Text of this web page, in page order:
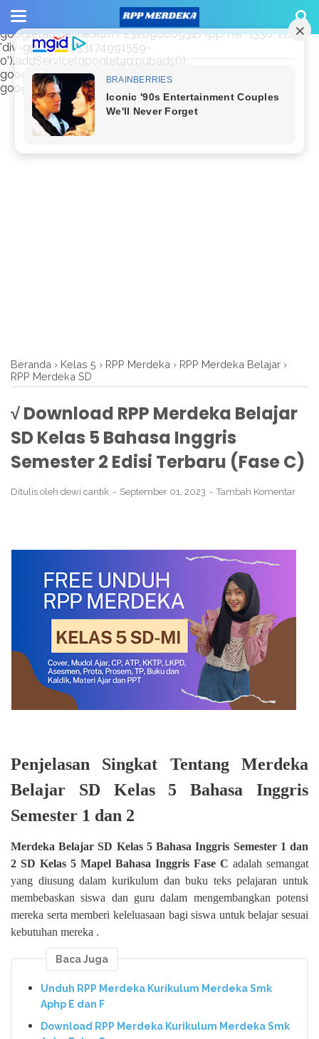
window.googletag = window.googletag || {cmd: []};
googletag.cmd.push(function() {
googletag.defineSlot('/23209888932/rppmer', [336, 280],
'div-gpt-ad-1733174991559-
0').addService(googletag.pubads());
googletag.pubads().enableSingleRequest();
googletag.enableServices(); });
Beranda › Kelas 5 › RPP Merdeka › RPP Merdeka Belajar ›
RPP Merdeka SD
√ Download RPP Merdeka Belajar
SD Kelas 5 Bahasa Inggris
Semester 2 Edisi Terbaru (Fase C)
Ditulis oleh dewi cantik September 01, 2023 Tambah Komentar
Penjelasan Singkat Tentang Merdeka
Belajar SD Kelas 5 Bahasa Inggris
Semester 1 dan 2
Merdeka Belajar SD Kelas 5 Bahasa Inggris Semester 1 dan
2 SD Kelas 5 Mapel Bahasa Inggris Fase C adalah semangat
yang diusung dalam kurikulum dan buku teks pelajaran untuk
membebaskan siswa dan guru dalam mengembangkan potensi
mereka serta memberi keleluasaan bagi siswa untuk belajar sesuai
kebutuhan mereka .
Baca Juga
Unduh RPP Merdeka Kurikulum Merdeka Smk
Aphp E dan F
Download RPP Merdeka Kurikulum Merdeka Smk